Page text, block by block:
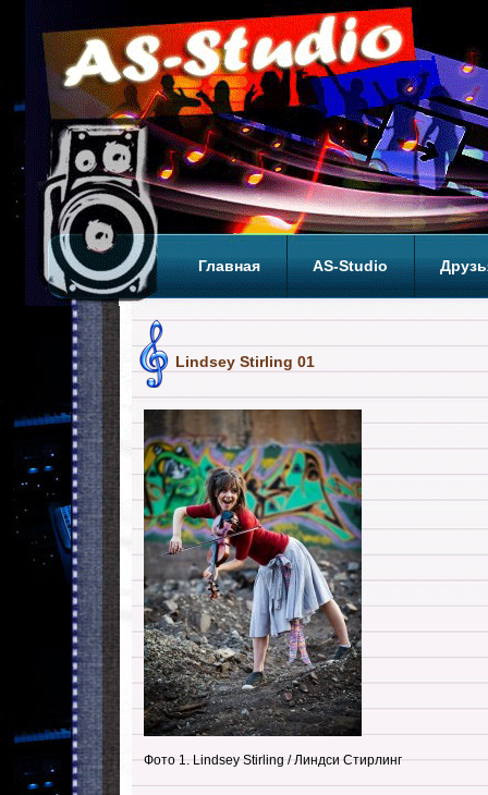
Главная AS-Studio
Lindsey Stirling 01
Фото 1. Lindsey Stirling / Линдси Стирлинг